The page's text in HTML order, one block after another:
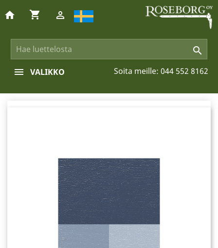

home shopping_cart 
Soita meille: 044 552 8162
VALIKKO